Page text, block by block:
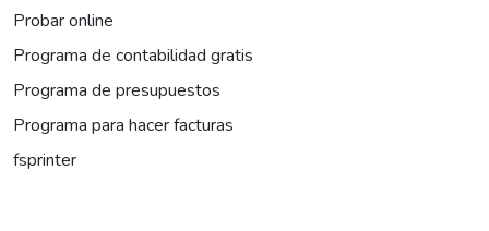
Probar online
Programa de contabilidad gratis
Programa de presupuestos
Programa para hacer facturas
fsprinter